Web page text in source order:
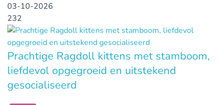
03-10-2026
232
Prachtige Ragdoll kittens met stamboom,
liefdevol opgegroeid en uitstekend
gesocialiseerd